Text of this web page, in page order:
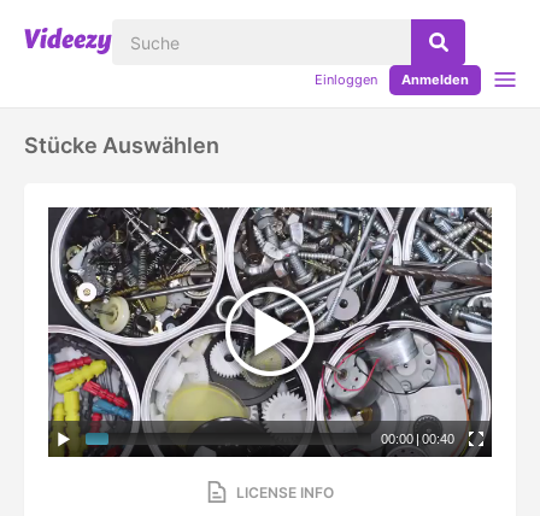
Einloggen Anmelden
Stücke Auswählen
00:00 |00:40
LICENSE INFO